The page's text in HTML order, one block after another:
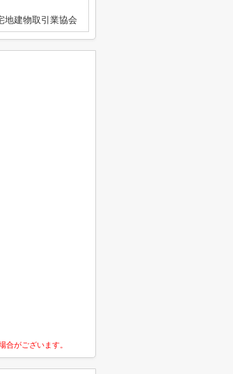
地建物取引業協会
がございます。